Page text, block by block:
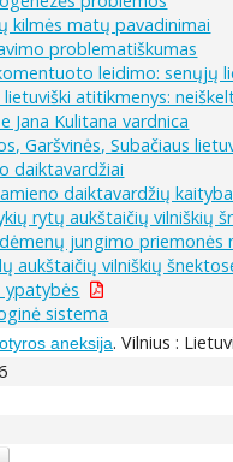
kilmės matų pavadinimai
problematiškumas
leidimo:
atitikmenys:
Jana Kulitana vardnica
Garšvinės, Subačiaus
daiktavardžiai
daiktavardžių kaityba
rytų aukštaičių vilniškių
jungimo priemonės
aukštaičių vilniškių
ypatybės
sistema
aneksija. Vilnius :